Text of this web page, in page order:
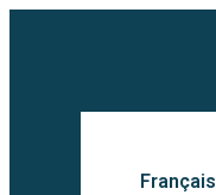
Français